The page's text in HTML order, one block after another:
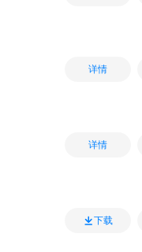
详情
详情
下载